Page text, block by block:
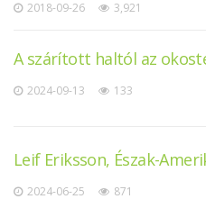
2018-09-26 3,921
A szárított haltól az
2024-09-13 133
Leif Eriksson, Észak-
2024-06-25 871